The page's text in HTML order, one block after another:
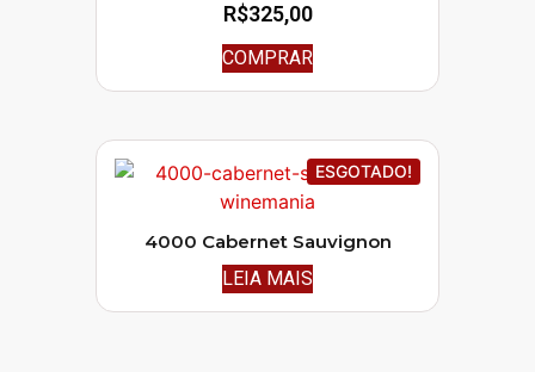
R$325,00
COMPRAR
ESGOTADO!
4000 Cabernet Sauvignon
LEIA MAIS